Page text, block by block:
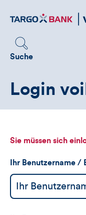
zum
Suche
Login
Sie müssen sich
Ihr Benutzername /